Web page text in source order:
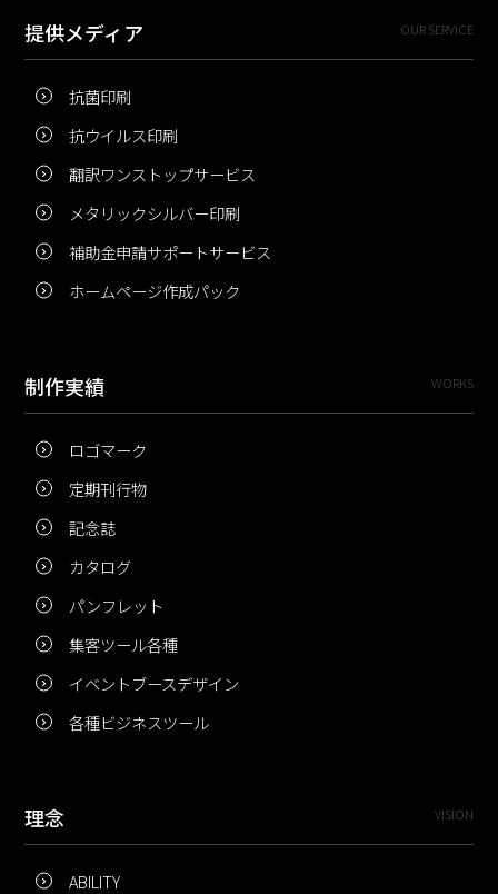
提供メディア OUR SERVICE
抗菌印刷
抗ウイルス印刷
翻訳ワンストップサービス
メタリックシルバー印刷
補助金申請サポートサービス
ホームページ作成パック
制作実績 WORKS
ロゴマーク
定期刊行物
記念誌
カタログ
パンフレット
集客ツール各種
イベントブースデザイン
各種ビジネスツール
理念 VISION
ABILITY